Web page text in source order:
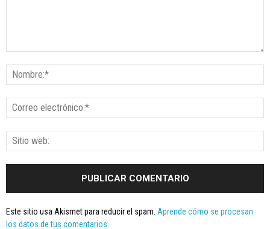
Este sitio usa Akismet para reducir el spam. Aprende cómo se procesan
los datos de tus comentarios.